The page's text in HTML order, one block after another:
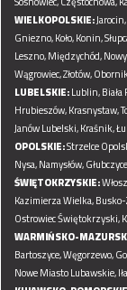
WIELKOPOLSKIE:Jarocin,
Gniezno,Koło,Konin,
Leszno,Międzychód,
Wągrowiec,Złotów,
LUBELSKIE:Lublin,
Hrubieszów,Krasnystaw,
Janów Lubelski,Kraśnik,
OPOLSKIE:Strzelce
Nysa,Namysłów,
ŚWIĘTOKRZYSKIE:
Kazimierza Wielka,
Ostrowiec Świętokrzyski,
WARMIŃSKO-
Bartoszyce,Węgorzewo,
Nowe Miasto Lubawskie,